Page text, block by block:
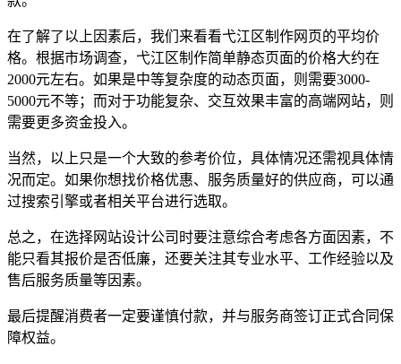
在了解了以上因素后，我们来看看弋江区制作网页的平均价
格。根据市场调查，弋江区制作简单静态页面的价格大约在
2000元左右。如果是中等复杂度的动态页面，则需要3000-
5000元不等；而对于功能复杂、交互效果丰富的高端网站，则
需要更多资金投入。
当然，以上只是一个大致的参考价位，具体情况还需视具体情
况而定。如果你想找价格优惠、服务质量好的供应商，可以通
过搜索引擎或者相关平台进行选取。
总之，在选择网站设计公司时要注意综合考虑各方面因素，不
能只看其报价是否低廉，还要关注其专业水平、工作经验以及
售后服务质量等因素。
最后提醒消费者一定要谨慎付款，并与服务商签订正式合同保
障权益。